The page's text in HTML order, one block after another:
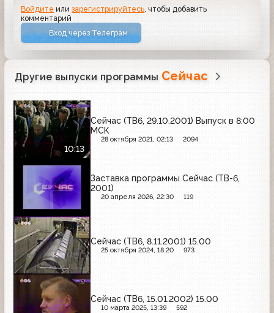
Войдите илизарегистрируйтесь, чтобы добавить
комментарий
Вход через Телеграм
Другие выпуски программы Сейчас
10:13
Сейчас (ТВ6, 29.10.2001) Выпуск в 8:00
МСК
28 октября 2021, 02:13 2094
Заставка программы Сейчас (ТВ-6,
2001)
20 апреля 2026, 22:30 119
Сейчас (ТВ6, 8.11.2001) 15.00
25 октября 2024, 18:20 973
Сейчас (ТВ6, 15.01.2002) 15.00
10 марта 2025, 13:39 592